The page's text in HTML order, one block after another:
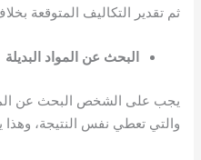
ثم تقدير التكاليف المتوقعة
البحث عن المواد البديلة
يجب على الشخص البحث عن
والتي تعطي نفس النتيجة، وهذا